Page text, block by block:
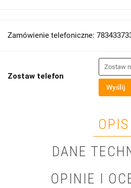
Zamówienie telefoniczne:
Zostaw telefon
Wyślij
OPIS
DANE
OPINIE I